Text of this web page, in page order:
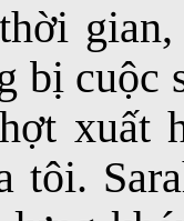
bị cuộc
xuất
tôi.